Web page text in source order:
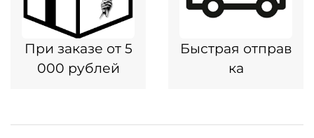
При заказе от 5
000 рублей
Быстрая отправ
ка